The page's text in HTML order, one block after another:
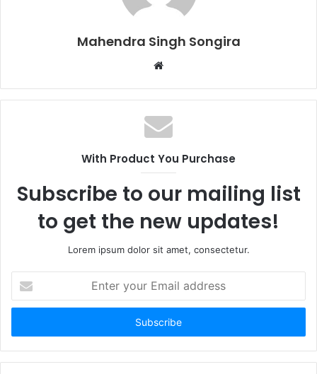
Mahendra Singh Songira
Website
With Product You Purchase
Subscribe to our mailing list
to get the new updates!
Lorem ipsum dolor sit amet, consectetur.
your
Email